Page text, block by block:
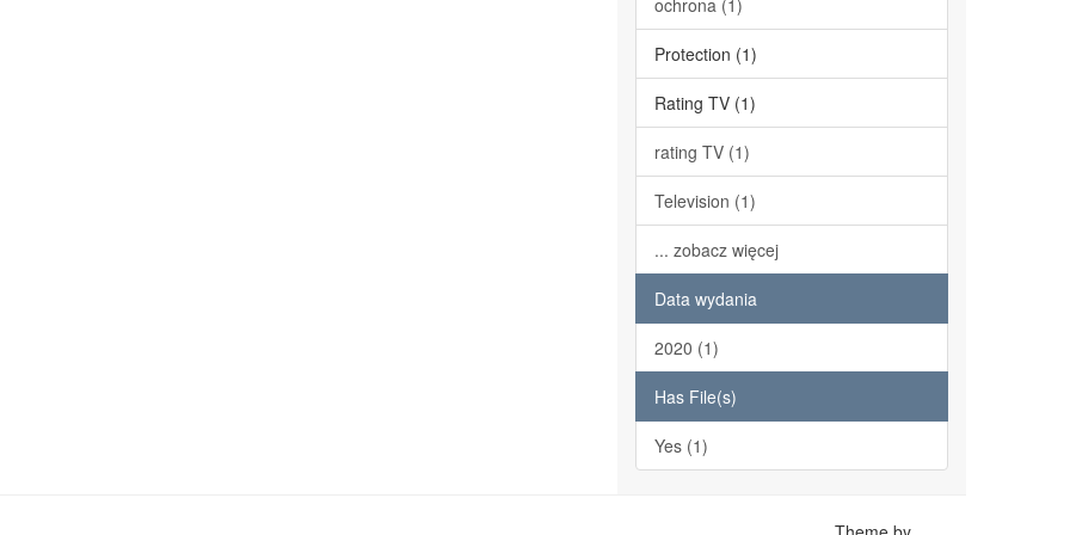
ochrona (1)
Protection (1)
Rating TV (1)
rating TV (1)
Television (1)
... zobacz więcej
Data wydania
2020 (1)
Has File(s)
Yes (1)